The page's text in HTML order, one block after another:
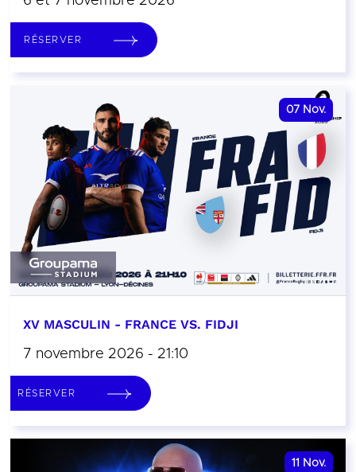
RÉSERVER
07 Nov.
XV MASCULIN - FRANCE VS. FIDJI
7 novembre 2026 - 21:10
RÉSERVER
11 Nov.